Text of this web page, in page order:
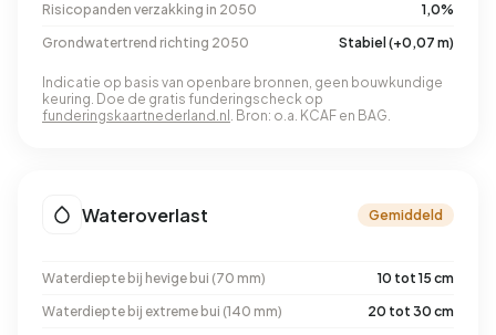
Risicopanden verzakking in 2050
1,0%
Grondwatertrend richting 2050
Stabiel (+0,07 m)
Indicatie op basis van openbare bronnen, geen bouwkundige
keuring. Doe de gratis funderingscheck op
funderingskaartnederland.nl . Bron: o.a. KCAF en BAG.
Wateroverlast Gemiddeld
Waterdiepte bij hevige bui (70 mm)
10 tot 15 cm
Waterdiepte bij extreme bui (140 mm)
20 tot 30 cm